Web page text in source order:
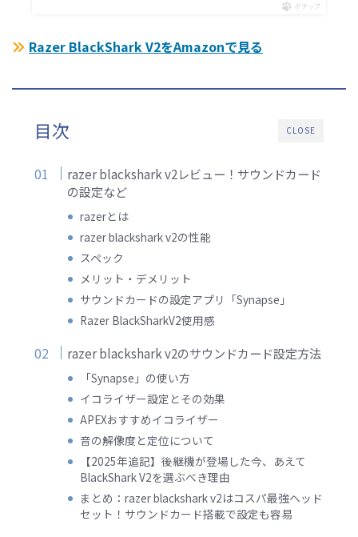
ポチップ
Razer BlackShark V2をAmazonで見る
CLOSE
目次
razer blackshark v2レビュー！サウンドカード
の設定など
razerとは
razer blackshark v2の性能
スペック
メリット・デメリット
サウンドカードの設定アプリ「Synapse」
Razer BlackSharkV2使用感
razer blackshark v2のサウンドカード設定方法
「Synapse」の使い方
イコライザー設定とその効果
APEXおすすめイコライザー
音の解像度と定位について
【2025年追記】後継機が登場した今、あえて
BlackShark V2を選ぶべき理由
まとめ：razer blackshark v2はコスパ最強ヘッド
セット！サウンドカード搭載で設定も容易